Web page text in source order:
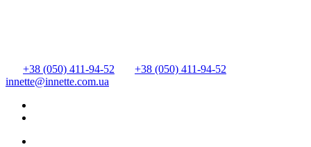
+38 (050) 411-94-52
+38 (050) 411-94-52
innette@innette.com.ua